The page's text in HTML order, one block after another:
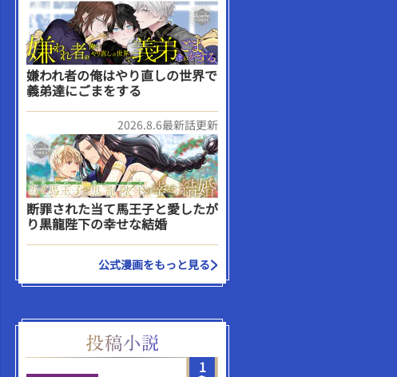
嫌われ者の俺はやり直しの世界で
義弟達にごまをする
2026.8.6最新話更新
断罪された当て馬王子と愛したが
り黒龍陛下の幸せな結婚
公式漫画をもっと見る
1